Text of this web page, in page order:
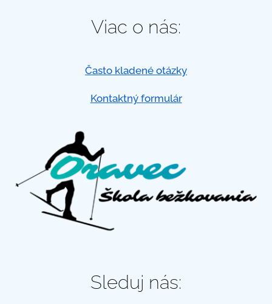
Viac o nás:
Často kladené otázky
Kontaktný formulár
Sleduj nás: